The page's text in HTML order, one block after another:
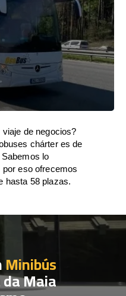
de negocios?
chárter es de
lo
por eso ofrecemos
hasta 58 plazas.
Minibús
Maia